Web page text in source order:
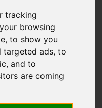
tracking
browsing
to show you
targeted ads, to
and to
are coming
le